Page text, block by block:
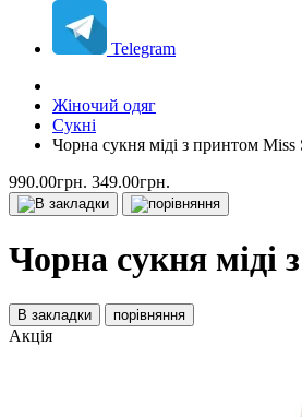
Telegram
Жіночий одяг
Сукні
Чорна сукня міді з принтом Miss
990.00грн. 349.00грн.
Чорна сукня
В закладки порівняння
Акція